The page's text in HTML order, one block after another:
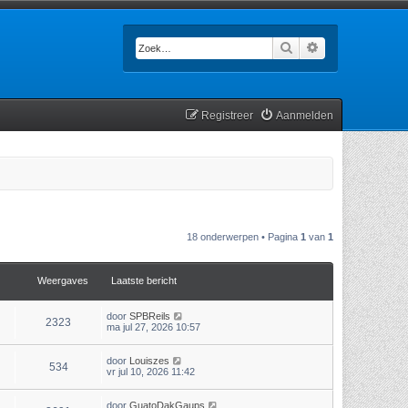
Zoek
Aanmelden
Registreer
18 onderwerpen • Pagina 1 van 1
Weergaves Laatste bericht
2323 door SPBReils
ma jul 27, 2026 10:57
534 door Louiszes
vr jul 10, 2026 11:42
door GuatoDakGaups